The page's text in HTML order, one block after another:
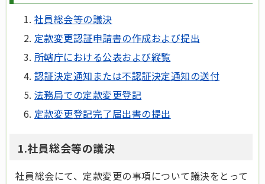
社員総会等の議決
定款変更認証申請書の作成および提出
所轄庁における公表および縦覧
認証決定通知または不認証決定通知の送付
法務局での定款変更登記
定款変更登記完了届出書の提出
1.社員総会等の議決
社員総会にて、定款変更の事項について議決をとって